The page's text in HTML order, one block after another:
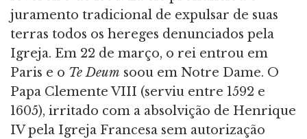
juramento tradicional de expulsar de suas
terras todos os hereges denunciados pela
Igreja. Em 22 de março, o rei entrou em
Paris e o Te Deum soou em Notre Dame. O
Papa Clemente VIII (serviu entre 1592 e
1605), irritado com a absolvição de Henrique
IV pela Igreja Francesa sem autorização